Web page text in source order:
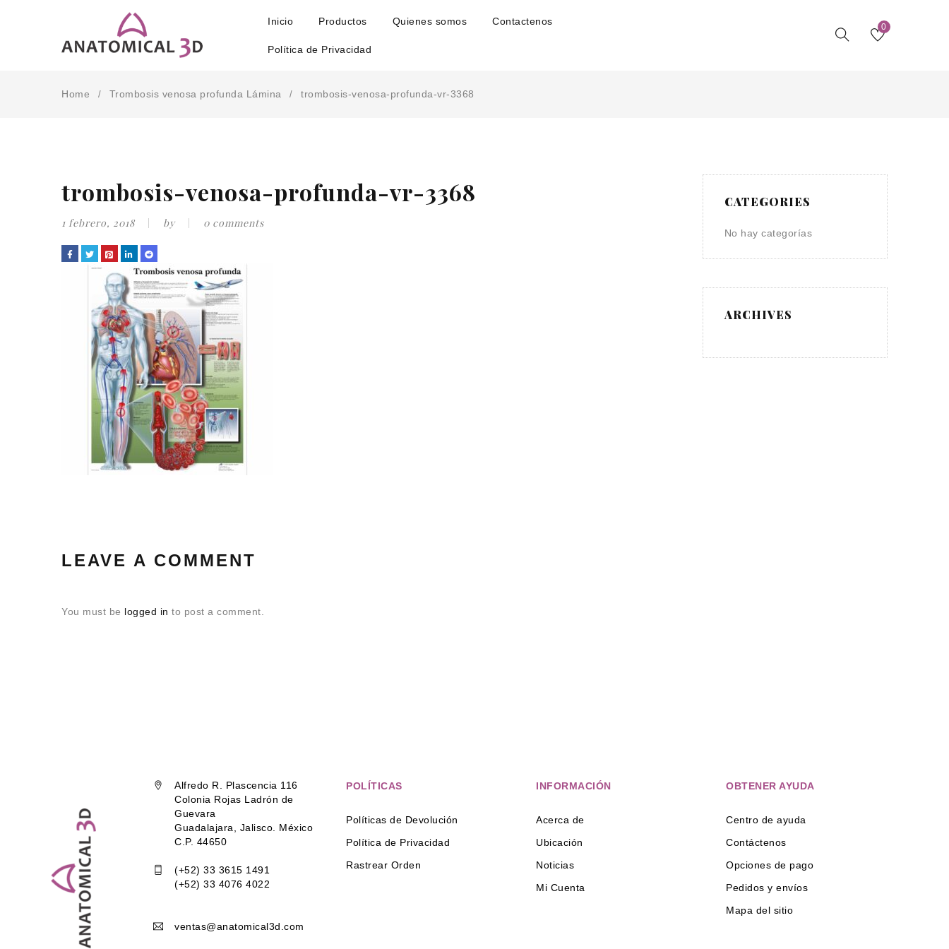
Inicio Productos Quienes somos Contactenos
Política de Privacidad
0
Home / Trombosis venosa profunda Lámina / trombosis-venosa-profunda-vr-3368
trombosis-venosa-profunda-vr-3368
1 febrero, 2018 by 0 comments
LEAVE A COMMENT
You must be logged in to post a comment.
CATEGORIES
No hay categorías
ARCHIVES
Alfredo R. Plascencia 116
Colonia Rojas Ladrón de
Guevara
Guadalajara, Jalisco. México
C.P. 44650
(+52) 33 3615 1491
(+52) 33 4076 4022
ventas@anatomical3d.com
POLÍTICAS
Políticas de Devolución
Política de Privacidad
Rastrear Orden
INFORMACIÓN
Acerca de
Ubicación
Noticias
Mi Cuenta
OBTENER AYUDA
Centro de ayuda
Contáctenos
Opciones de pago
Pedidos y envíos
Mapa del sitio